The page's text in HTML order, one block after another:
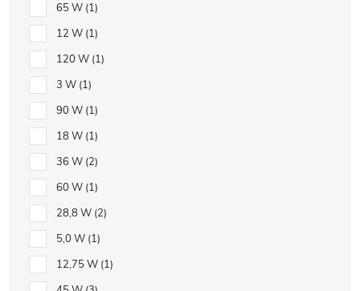
65 W 1
12 W 1
120 W 1
3 W 1
90 W 1
18 W 1
36 W 2
60 W 1
28,8 W 2
5,0 W 1
12,75 W 1